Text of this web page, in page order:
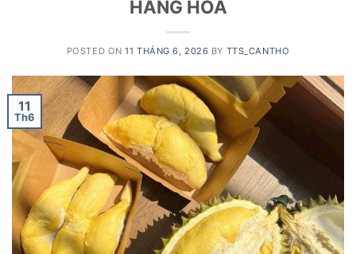
HÀNG HÓA
POSTED ON11 THÁNG 6, 2026 BY TTS_CANTHO
11
Th6